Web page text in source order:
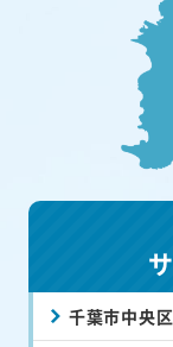
千葉市中央区